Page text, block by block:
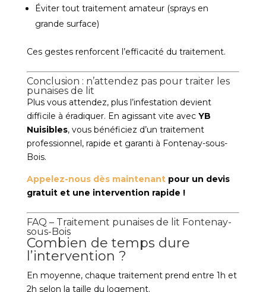
Éviter tout traitement amateur (sprays en
grande surface)
Ces gestes renforcent l’efficacité du traitement.
Conclusion : n’attendez pas pour traiter les
punaises de lit
Plus vous attendez, plus l’infestation devient
difficile à éradiquer. En agissant vite avec YB
Nuisibles, vous bénéficiez d’un traitement
professionnel, rapide et garanti à Fontenay-sous-
Bois.
Appelez-nous dès maintenantpour un devis
gratuit et une intervention rapide !
FAQ – Traitement punaises de lit Fontenay-
sous-Bois
Combien de temps dure
l’intervention ?
En moyenne, chaque traitement prend entre 1h et
2h selon la taille du logement.